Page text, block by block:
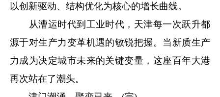
以创新驱动、结构优化为核心的增长曲线。
从漕运时代到工业时代，天津每一次跃升都
源于对生产力变革机遇的敏锐把握。当新质生产
力成为决定城市未来的关键变量，这座百年大港
再次站在了潮头。